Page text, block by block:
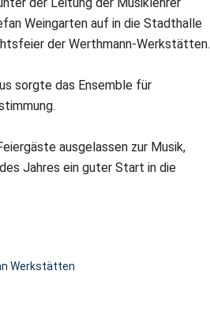
der Leitung der Musiklehrer
Weingarten auf in die Stadthalle
der Werthmann-Werkstätten.
sorgte das Ensemble für
ausgelassen zur Musik,
Jahres ein guter Start in die
Werkstätten